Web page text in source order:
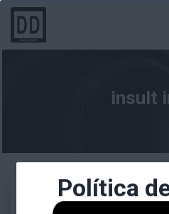
insult
Política